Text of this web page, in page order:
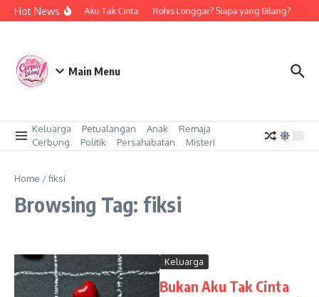
Skip to content
Hot NewsBukan Aku Tak Cinta Rohis Longgar? Siapa yang Bilang?
Main Menu
Keluarga Petualangan Anak
Remaja
Cerbung
Politik Persahabatan Misteri
Home /fiksi
Browsing Tag: fiksi
Keluarga
Bukan Aku Tak Cinta